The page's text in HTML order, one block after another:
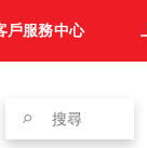
戶服務中心